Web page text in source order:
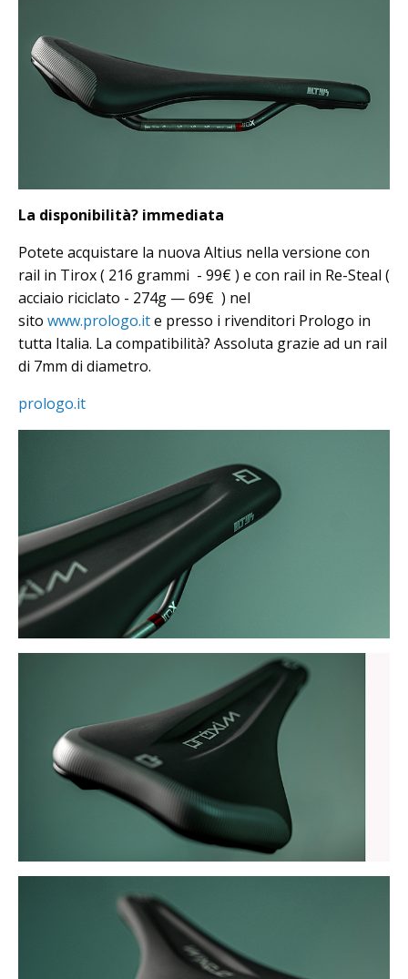
La disponibilità? immediata
Potete acquistare la nuova Altius nella versione con
rail in Tirox ( 216 grammi - 99€ ) e con rail in Re-Steal (
acciaio riciclato - 274g — 69€ ) nel
sito www.prologo.ite presso i rivenditori Prologo in
tutta Italia. La compatibilità? Assoluta grazie ad un rail
di 7mm di diametro.
prologo.it